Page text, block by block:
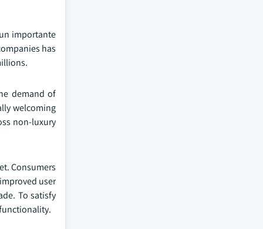
importante
has
demand of
welcoming
non-luxury
Consumers
user
To satisfy